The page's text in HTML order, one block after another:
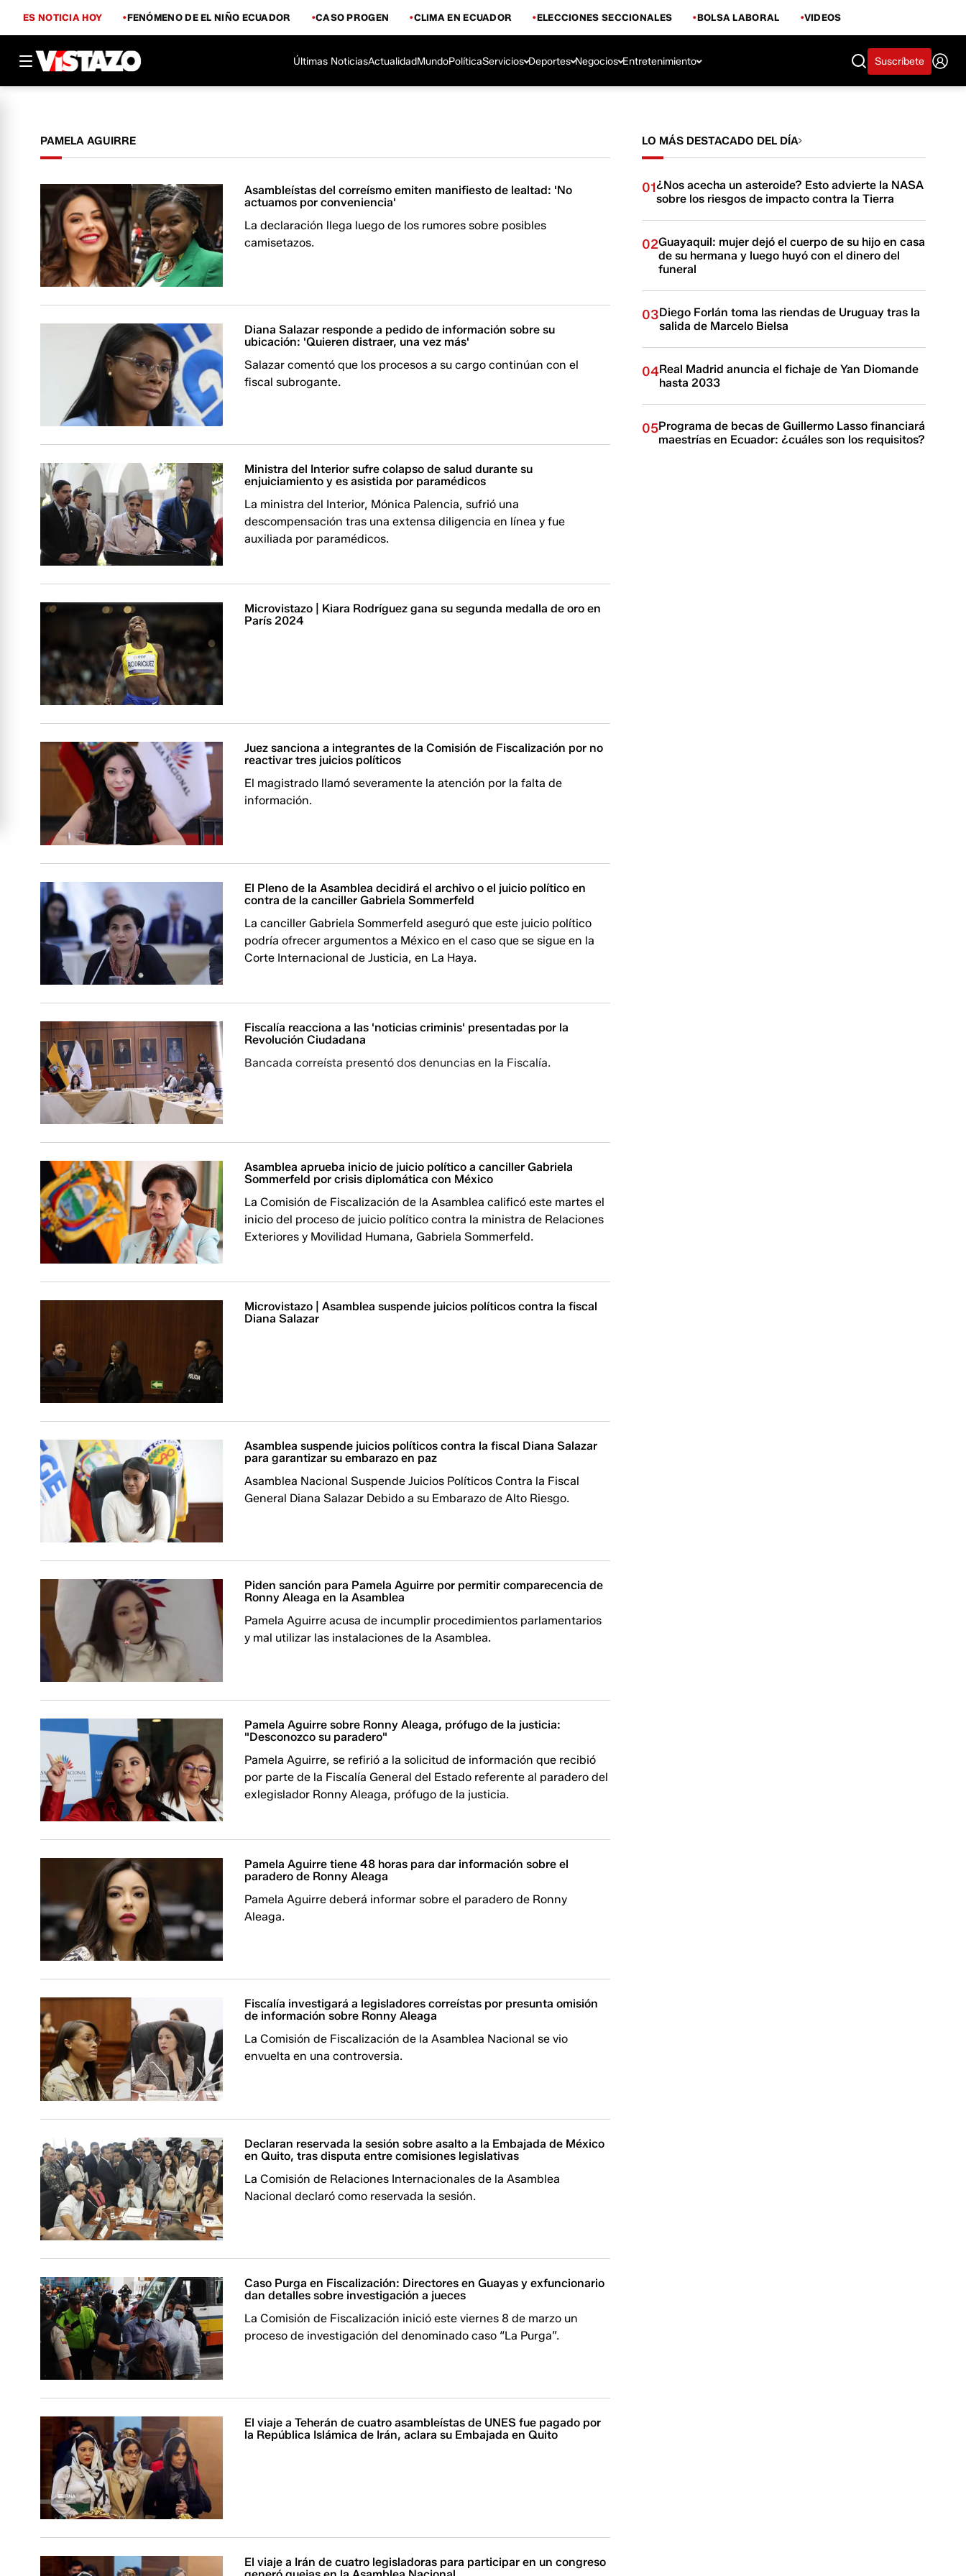
ES NOTICIA HOY FENÓMENO DE EL NIÑO ECUADOR CASO PROGEN CLIMA EN ECUADOR ELECCIONES SECCIONALES BOLSA LABORAL VIDEOS
Últimas NoticiasActualidadMundoPolíticaServicios Deportes Negocios Entretenimiento Suscríbete
PAMELA AGUIRRE
Asambleístas del correísmo emiten manifiesto de lealtad: 'No
actuamos por conveniencia'
La declaración llega luego de los rumores sobre posibles
camisetazos.
Diana Salazar responde a pedido de información sobre su
ubicación: 'Quieren distraer, una vez más'
Salazar comentó que los procesos a su cargo continúan con el
fiscal subrogante.
Ministra del Interior sufre colapso de salud durante su
enjuiciamiento y es asistida por paramédicos
La ministra del Interior, Mónica Palencia, sufrió una
descompensación tras una extensa diligencia en línea y fue
auxiliada por paramédicos.
Microvistazo | Kiara Rodríguez gana su segunda medalla de oro en
París 2024
Juez sanciona a integrantes de la Comisión de Fiscalización por no
reactivar tres juicios políticos
El magistrado llamó severamente la atención por la falta de
información.
El Pleno de la Asamblea decidirá el archivo o el juicio político en
contra de la canciller Gabriela Sommerfeld
La canciller Gabriela Sommerfeld aseguró que este juicio político
podría ofrecer argumentos a México en el caso que se sigue en la
Corte Internacional de Justicia, en La Haya.
Fiscalía reacciona a las 'noticias criminis' presentadas por la
Revolución Ciudadana
Bancada correísta presentó dos denuncias en la Fiscalía.
Asamblea aprueba inicio de juicio político a canciller Gabriela
Sommerfeld por crisis diplomática con México
La Comisión de Fiscalización de la Asamblea calificó este martes el
inicio del proceso de juicio político contra la ministra de Relaciones
Exteriores y Movilidad Humana, Gabriela Sommerfeld.
Microvistazo | Asamblea suspende juicios políticos contra la fiscal
Diana Salazar
Asamblea suspende juicios políticos contra la fiscal Diana Salazar
para garantizar su embarazo en paz
Asamblea Nacional Suspende Juicios Políticos Contra la Fiscal
General Diana Salazar Debido a su Embarazo de Alto Riesgo.
Piden sanción para Pamela Aguirre por permitir comparecencia de
Ronny Aleaga en la Asamblea
Pamela Aguirre acusa de incumplir procedimientos parlamentarios
y mal utilizar las instalaciones de la Asamblea.
Pamela Aguirre sobre Ronny Aleaga, prófugo de la justicia:
"Desconozco su paradero"
Pamela Aguirre, se refirió a la solicitud de información que recibió
por parte de la Fiscalía General del Estado referente al paradero del
exlegislador Ronny Aleaga, prófugo de la justicia.
Pamela Aguirre tiene 48 horas para dar información sobre el
paradero de Ronny Aleaga
Pamela Aguirre deberá informar sobre el paradero de Ronny
Aleaga.
Fiscalía investigará a legisladores correístas por presunta omisión
de información sobre Ronny Aleaga
La Comisión de Fiscalización de la Asamblea Nacional se vio
envuelta en una controversia.
Declaran reservada la sesión sobre asalto a la Embajada de México
en Quito, tras disputa entre comisiones legislativas
La Comisión de Relaciones Internacionales de la Asamblea
Nacional declaró como reservada la sesión.
Caso Purga en Fiscalización: Directores en Guayas y exfuncionario
dan detalles sobre investigación a jueces
La Comisión de Fiscalización inició este viernes 8 de marzo un
proceso de investigación del denominado caso “La Purga”.
El viaje a Teherán de cuatro asambleístas de UNES fue pagado por
la República Islámica de Irán, aclara su Embajada en Quito
El viaje a Irán de cuatro legisladoras para participar en un congreso
LO MÁS DESTACADO DEL DÍA
01¿Nos acecha un asteroide? Esto advierte la NASA
sobre los riesgos de impacto contra la Tierra
02Guayaquil: mujer dejó el cuerpo de su hijo en casa
de su hermana y luego huyó con el dinero del
funeral
03Diego Forlán toma las riendas de Uruguay tras la
salida de Marcelo Bielsa
04Real Madrid anuncia el fichaje de Yan Diomande
hasta 2033
05Programa de becas de Guillermo Lasso financiará
maestrías en Ecuador: ¿cuáles son los requisitos?